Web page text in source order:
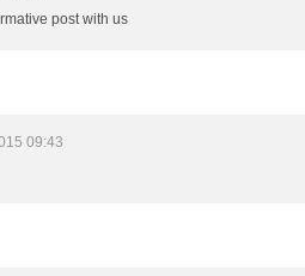
post with us
09:43